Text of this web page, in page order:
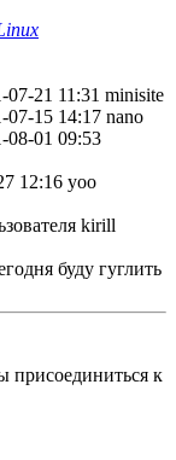
21 11:31 minisite
15 14:17 nano
08-01 09:53
12:16 yoo
kirill
буду гуглить
присоединиться к